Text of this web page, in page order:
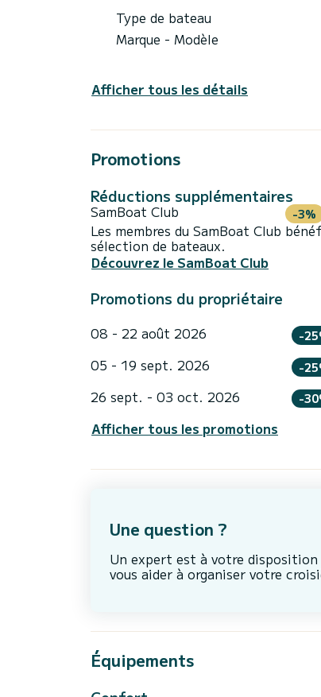
Type de bateau
Marque - Modèle
Afficher tous les détails
Promotions
Réductions supplémentaires
SamBoat Club -3%
Les membres du SamBoat Club
sélection de bateaux.
Découvrez le SamBoat Club
Promotions du propriétaire
08 - 22 août 2026 -
05 - 19 sept. 2026 -
26 sept. - 03 oct. 2026 -
Afficher tous les promotions
Une question ?
Un expert est à votre
vous aider à organiser votre
Équipements